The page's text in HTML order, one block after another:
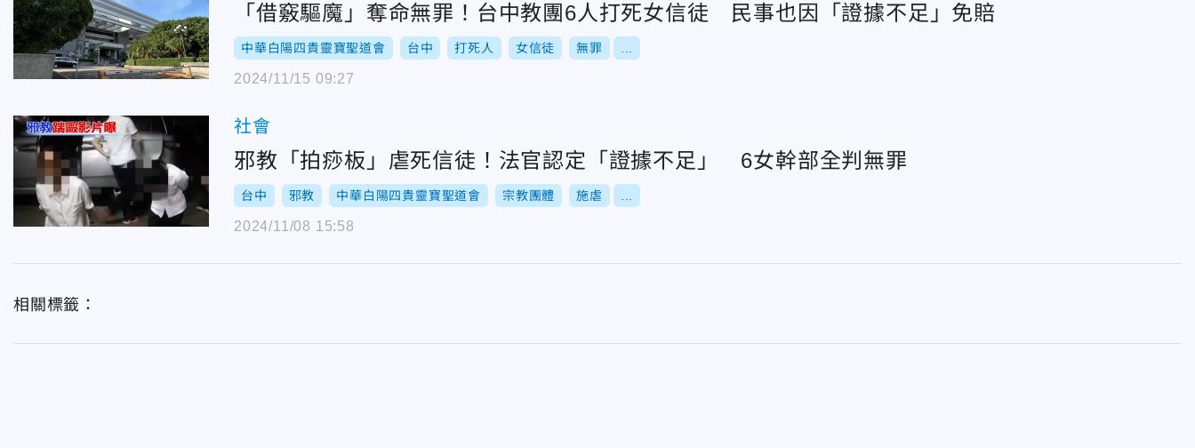
「借竅驅魔」奪命無罪！台中教團6人打死女信徒 民事也因「證據不足」免賠
中華白陽四貴靈寶聖道會 台中 打死人 女信徒 無罪
2024/11/15 09:27
社會
邪教「拍痧板」虐死信徒！法官認定「證據不足」 6女幹部全判無罪
台中 邪教 中華白陽四貴靈寶聖道會 宗教團體 施虐
2024/11/08 15:58
相關標籤：